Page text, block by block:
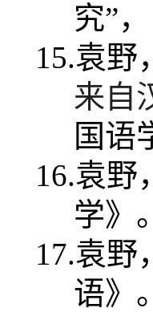
究”
15.袁野，
来自
国语
16.袁野，
学》。
17.袁野，
语》。